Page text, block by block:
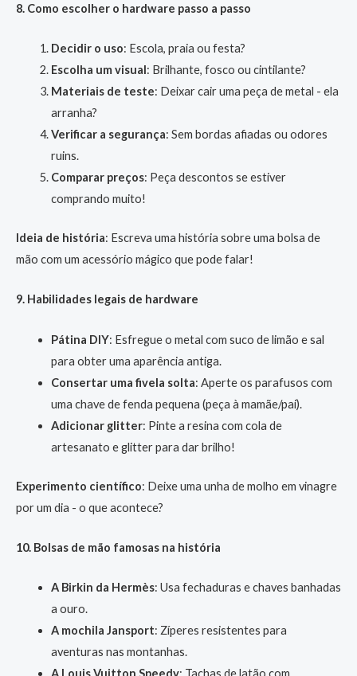
8. Como escolher o hardware passo a passo
Decidir o uso: Escola, praia ou festa?
Escolha um visual: Brilhante, fosco ou cintilante?
Materiais de teste: Deixar cair uma peça de metal - ela
arranha?
Verificar a segurança: Sem bordas afiadas ou odores
ruins.
Comparar preços: Peça descontos se estiver
comprando muito!
Ideia de história: Escreva uma história sobre uma bolsa de
mão com um acessório mágico que pode falar!
9. Habilidades legais de hardware
Pátina DIY: Esfregue o metal com suco de limão e sal
para obter uma aparência antiga.
Consertar uma fivela solta: Aperte os parafusos com
uma chave de fenda pequena (peça à mamãe/pai).
Adicionar glitter: Pinte a resina com cola de
artesanato e glitter para dar brilho!
Experimento científico: Deixe uma unha de molho em vinagre
por um dia - o que acontece?
10. Bolsas de mão famosas na história
A Birkin da Hermès: Usa fechaduras e chaves banhadas
a ouro.
A mochila Jansport: Zíperes resistentes para
aventuras nas montanhas.